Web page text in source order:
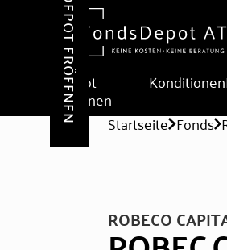
Depot
eröffnen
Konditionen
DEPOT ERÖFFNEN Startseite Fonds
ROBECO